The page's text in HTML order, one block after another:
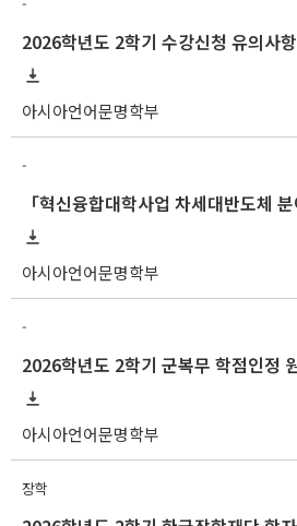
2026학년도 2학기 수강신청 유의사항
아시아언어문명학부
-
아시아언어문명학부
-
아시아언어문명학부
장학